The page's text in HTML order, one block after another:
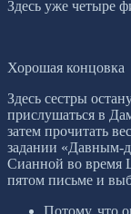
Здесь уже четыре
Хорошая концовка
Здесь сестры
прислушаться в
затем прочитать
задании «Давным-
Сианной во время
пятом письме и
Потому, что